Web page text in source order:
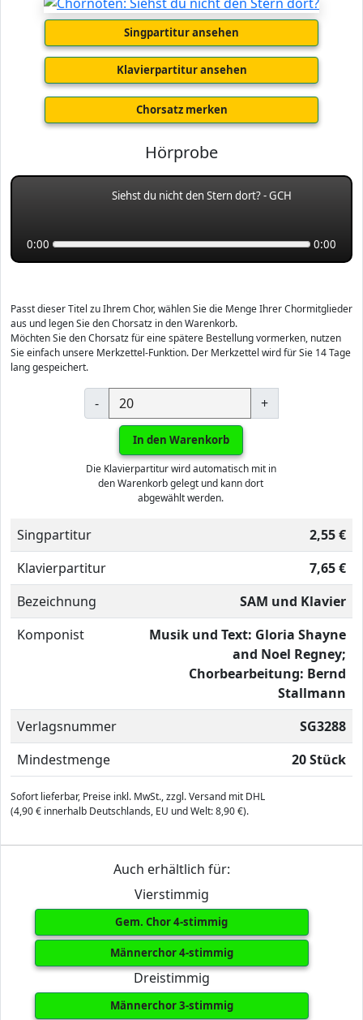
Singpartitur ansehen
Klavierpartitur ansehen
Chorsatz merken
Hörprobe
Siehst du nicht den Stern dort? - GCH
0:00 0:00
Passt dieser Titel zu Ihrem Chor, wählen Sie die Menge Ihrer Chormitglieder
aus und legen Sie den Chorsatz in den Warenkorb.
Möchten Sie den Chorsatz für eine spätere Bestellung vormerken, nutzen
Sie einfach unsere Merkzettel-Funktion. Der Merkzettel wird für Sie 14 Tage
lang gespeichert.
- +
In den Warenkorb
Die Klavierpartitur wird automatisch mit in
den Warenkorb gelegt und kann dort
abgewählt werden.
Singpartitur
2,55 €
Klavierpartitur
7,65 €
Bezeichnung
SAM und Klavier
Komponist
Musik und Text: Gloria Shayne
and Noel Regney;
Chorbearbeitung: Bernd
Stallmann
Verlagsnummer
SG3288
Mindestmenge
20 Stück
Sofort lieferbar, Preise inkl. MwSt., zzgl. Versand mit DHL
(4,90 € innerhalb Deutschlands, EU und Welt: 8,90 €).
Auch erhältlich für:
Vierstimmig
Gem. Chor 4-stimmig
Männerchor 4-stimmig
Dreistimmig
Männerchor 3-stimmig